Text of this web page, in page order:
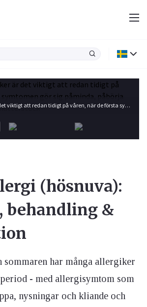
För pollenallergiker är det viktigt att redan tidigt på våren, när de första symtomen gör sig påminda, påbörja behandling. Foto: Shutterstock
(hösnuva):
behandling &
sommaren har många allergiker
- med allergisymtom som
nysningar och kliande och